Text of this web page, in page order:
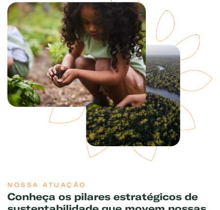
NOSSA ATUAÇÃO
Conheça os pilares estratégicos de